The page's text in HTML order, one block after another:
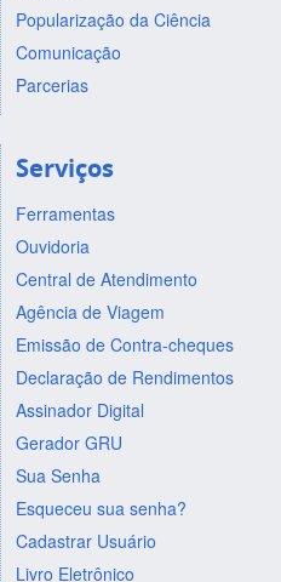
Popularização da Ciência
Comunicação
Parcerias
Serviços
Ferramentas
Ouvidoria
Central de Atendimento
Agência de Viagem
Emissão de Contra-cheques
Declaração de Rendimentos
Assinador Digital
Gerador GRU
Sua Senha
Esqueceu sua senha?
Cadastrar Usuário
Livro Eletrônico